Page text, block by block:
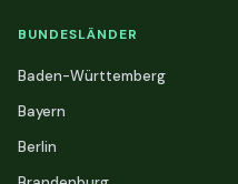
BUNDESLÄNDER
Baden-Württemberg
Bayern
Berlin